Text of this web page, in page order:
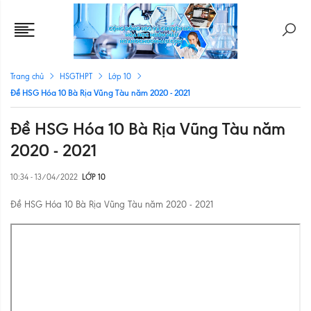
Trang chủ HSGTHPT Lớp 10
Đề HSG Hóa 10 Bà Rịa Vũng Tàu năm 2020 - 2021
Đề HSG Hóa 10 Bà Rịa Vũng Tàu năm
2020 - 2021
10:34 - 13/04/2022 LỚP 10
Đề HSG Hóa 10 Bà Rịa Vũng Tàu năm 2020 - 2021